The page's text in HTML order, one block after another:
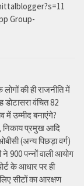
Group-
की ही राजनीति में
डोटासरा वंचित 82
में उम्मीद बनाएंगे?
निकाय प्रमुख आदि
(अन्य पिछड़ा वर्ग)
900 पन्नों वाली आयोग
के आधार पर ही
सीटों का आरक्षण